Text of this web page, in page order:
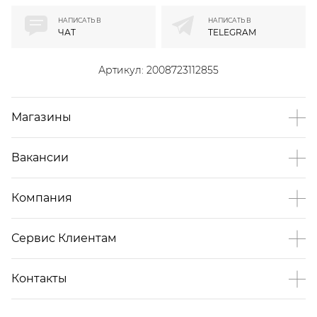
Артикул: 2008723112855
НАПИСАТЬ В
ЧАТ
НАПИСАТЬ В
TELEGRAM
Магазины
Вакансии
Компания
Сервис Клиентам
Контакты